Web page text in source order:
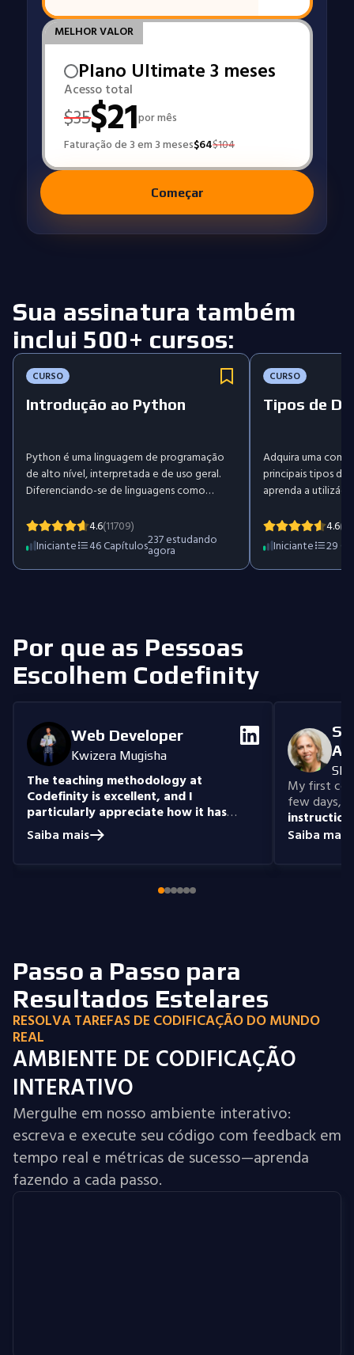
MELHOR VALOR
Plano Ultimate 3 meses
Acesso total
$35$21por mês
Faturação de 3 em 3 meses$64$104
Começar
Sua assinatura também
inclui 500+ cursos:
CURSO
Introdução ao Python
Python é uma linguagem de programação
de alto nível, interpretada e de uso geral.
Diferenciando-se de linguagens como
principalmente no desenvolvimento web,
Python destaca-se por sua versatilidade em
diversos domínios, incluindo
desenvolvimento de software, ciência de
criar suas próprias funções ao final do
programa.
Iniciante 46Capítulos237estudando
agora
4.6(11709)
CURSO
Tipos de
Adquira uma
principais tipos
aprenda a utilizá-
converter e
segurança entre
Desenvolva
aritméticas,
Iniciante 29
4.6
Por que as Pessoas
Escolhem Codefinity
Web Developer
Kwizera Mugisha
The teaching methodology at
Codefinity is excellent, and I
particularly appreciate how it has
prepared me to handle real-world
coding problems.
knowledge I have gained.
Saiba mais
My first
few days,
Saiba mais
Passo a Passo para
Resultados Estelares
RESOLVA TAREFAS DE CODIFICAÇÃO DO MUNDO
REAL
AMBIENTE DE CODIFICAÇÃO
INTERATIVO
Mergulhe em nosso ambiente interativo:
escreva e execute seu código com feedback em
tempo real e métricas de sucesso—aprenda
fazendo a cada passo.